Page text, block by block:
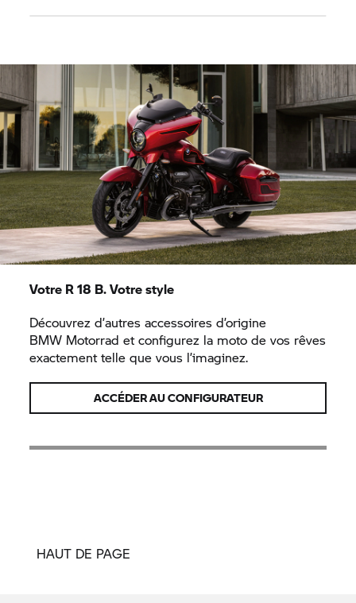
Votre R 18 B.Votre style
Découvrez d’autres accessoires d’origine
BMW Motorrad et configurez la moto de vos rêves
exactement telle que vous l’imaginez.
ACCÉDER AU CONFIGURATEUR
HAUT DE PAGE